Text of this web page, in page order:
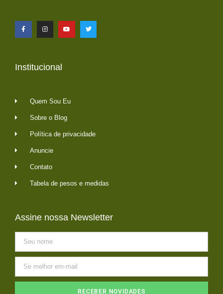
Institucional
Quem Sou Eu
Sobre o Blog
Política de privacidade
Anuncie
Contato
Tabela de pesos e medidas
Assine nossa Newsletter
RECEBER NOVIDADES